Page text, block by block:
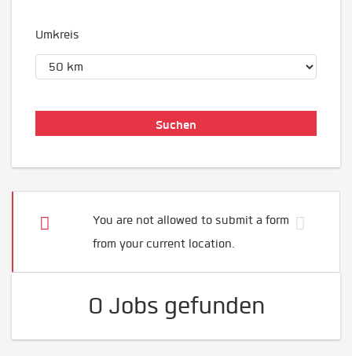
Umkreis
You are not allowed to submit a form
from your current location.
0 Jobs gefunden